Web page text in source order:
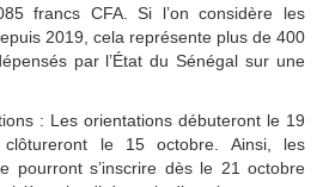
francs CFA. Si l’on considère les
2019, cela représente plus de 400
par l’État du Sénégal sur une
: Les orientations débuteront le 19
le 15 octobre. Ainsi, les
pourront s’inscrire dès le 21 octobre